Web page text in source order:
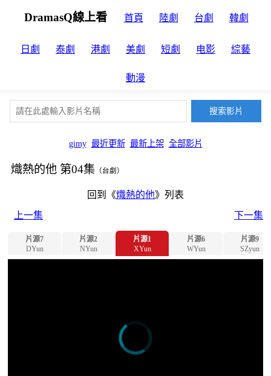
DramasQ線上看 首頁 陸劇 台劇 韓劇
日劇 泰劇 港劇 美劇 短劇 电影 綜藝
動漫
gimy 最近更新 最新上架 全部影片
熾熱的他 第04集 （台劇）
回到《熾熱的他》列表
上一集
下一集
片源7
DYun
片源2
NYun
片源1
XYun
片源6
WYun
片源9
SZyun